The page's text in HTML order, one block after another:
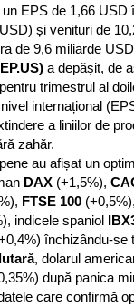
EPS de 1,66 USD
și venituri de
de 9,6 miliarde
a depășit, de
trimestrul al
internațional
a liniilor de
zahăr.
au afișat un
DAX (+1,5%),
FTSE 100 (+0,5%),
indicele spaniol
închizându-se
, dolarul
după panica
care confirmă